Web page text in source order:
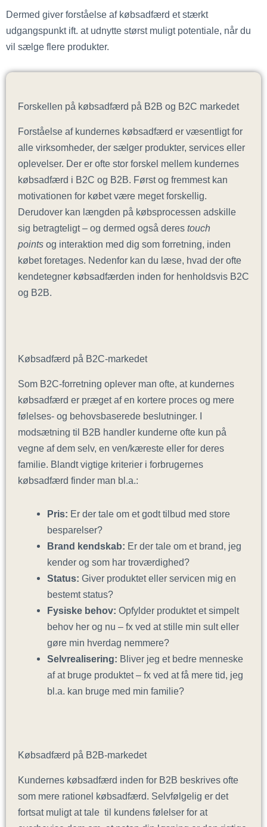
Dermed giver forståelse af købsadfærd et stærkt
udgangspunkt ift. at udnytte størst muligt potentiale, når du
vil sælge flere produkter.
Forskellen på købsadfærd på B2B og B2C markedet
Forståelse af kundernes købsadfærd er væsentligt for
alle virksomheder, der sælger produkter, services eller
oplevelser. Der er ofte stor forskel mellem kundernes
købsadfærd i B2C og B2B. Først og fremmest kan
motivationen for købet være meget forskellig.
Derudover kan længden på købsprocessen adskille
sig betragteligt – og dermed også deres touch
points og interaktion med dig som forretning, inden
købet foretages. Nedenfor kan du læse, hvad der ofte
kendetegner købsadfærden inden for henholdsvis B2C
og B2B.
Købsadfærd på B2C-markedet
Som B2C-forretning oplever man ofte, at kundernes
købsadfærd er præget af en kortere proces og mere
følelses- og behovsbaserede beslutninger. I
modsætning til B2B handler kunderne ofte kun på
vegne af dem selv, en ven/kæreste eller for deres
familie. Blandt vigtige kriterier i forbrugernes
købsadfærd finder man bl.a.:
Pris: Er der tale om et godt tilbud med store
besparelser?
Brand kendskab: Er der tale om et brand, jeg
kender og som har troværdighed?
Status: Giver produktet eller servicen mig en
bestemt status?
Fysiske behov: Opfylder produktet et simpelt
behov her og nu – fx ved at stille min sult eller
gøre min hverdag nemmere?
Selvrealisering: Bliver jeg et bedre menneske
af at bruge produktet – fx ved at få mere tid, jeg
bl.a. kan bruge med min familie?
Købsadfærd på B2B-markedet
Kundernes købsadfærd inden for B2B beskrives ofte
som mere rationel købsadfærd. Selvfølgelig er det
fortsat muligt at tale til kundens følelser for at